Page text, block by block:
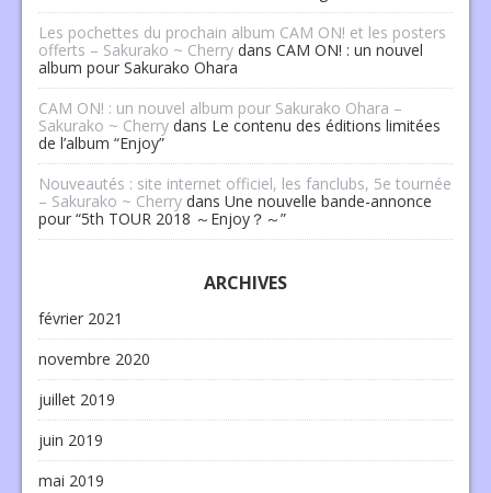
Les pochettes du prochain album CAM ON! et les posters
offerts – Sakurako ~ Cherry dans CAM ON! : un nouvel
album pour Sakurako Ohara
CAM ON! : un nouvel album pour Sakurako Ohara –
Sakurako ~ Cherry dans Le contenu des éditions limitées
de l’album “Enjoy”
Nouveautés : site internet officiel, les fanclubs, 5e tournée
– Sakurako ~ Cherry dans Une nouvelle bande-annonce
pour “5th TOUR 2018 ～Enjoy？～”
ARCHIVES
février 2021
novembre 2020
juillet 2019
juin 2019
mai 2019